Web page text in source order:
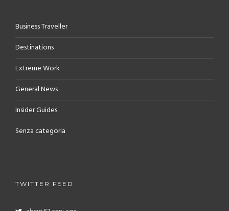
Business Traveller
Destinations
Extreme Work
General News
Insider Guides
Senza categoria
TWITTER FEED